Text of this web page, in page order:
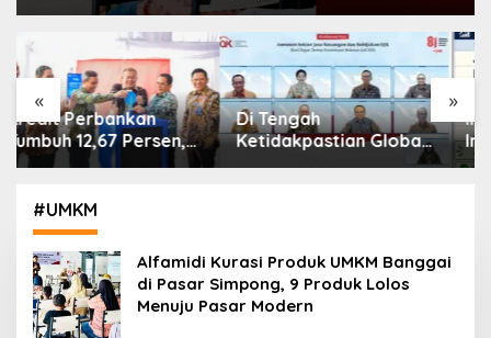
« »
Di Tengah
Ketidakpastian Global,
OJK Pastikan
Keuangan Tetap
Terjaga
IHSG Menguat, Jumlah
Investor Pasar Modal
Tembus 30 Juta per
#UMKM
Alfamidi Kurasi Produk UMKM Banggai
di Pasar Simpong, 9 Produk Lolos
Menuju Pasar Modern